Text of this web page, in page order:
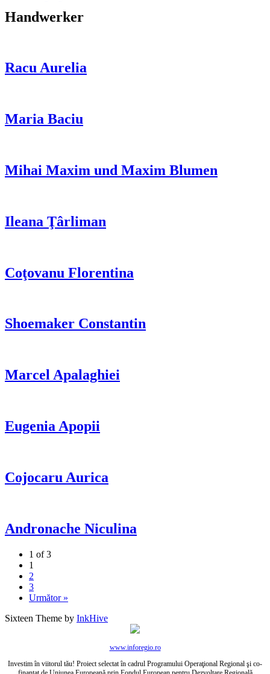
Handwerker
Racu Aurelia
Maria Baciu
Mihai Maxim und Maxim Blumen
Ileana Ţârliman
Coţovanu Florentina
Shoemaker Constantin
Marcel Apalaghiei
Eugenia Apopii
Cojocaru Aurica
Andronache Niculina
1 of 3
1
2
3
Următor »
Sixteen Theme by InkHive
www.inforegio.ro
Investim în viitorul tău! Proiect selectat în cadrul Programului Operaţional Regional şi co-